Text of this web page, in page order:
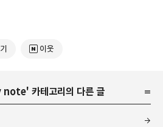
이웃
note' 카테고리의 다른 글